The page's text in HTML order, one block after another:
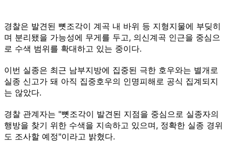
경찰은 발견된 뼛조각이 계곡 내 바위 등 지형지물에 부딪히
며 분리됐을 가능성에 무게를 두고, 의신계곡 인근을 중심으
로 수색 범위를 확대하고 있는 중이다.
이번 실종은 최근 남부지방에 집중된 극한 호우와는 별개로
실종 신고가 돼 아직 집중호우의 인명피해로 공식 집계되지
는 않았다.
경찰 관계자는 "뼛조각이 발견된 지점을 중심으로 실종자의
행방을 찾기 위한 수색을 지속하고 있으며, 정확한 실종 경위
도 조사할 예정"이라고 밝혔다.